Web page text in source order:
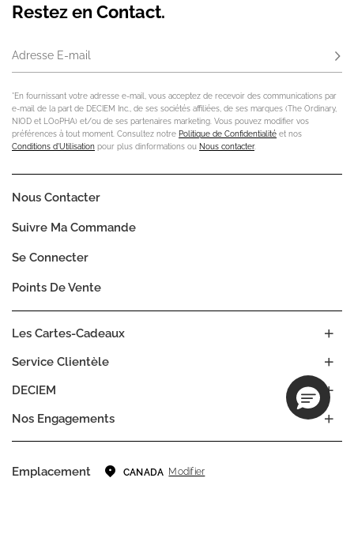
Restez en Contact.
Adresse E-mail
*En fournissant votre adresse e-mail, vous acceptez de recevoir des communications par
e-mail de la part de DECIEM Inc., de ses sociétés affiliées, de ses marques (The Ordinary,
NIOD et LOoPHA) et/ou de ses partenaires marketing. Vous pouvez modifier vos
préférences à tout moment. Consultez notre Politique de Confidentialité et nos
Conditions d'Utilisation pour plus dinformations ou Nous contacter.
DECIEM
Nos Engagements
Service Clientèle
Les Cartes-Cadeaux
Nous Contacter
Suivre Ma Commande
Se Connecter
Points De Vente
Emplacement CANADA Modifier